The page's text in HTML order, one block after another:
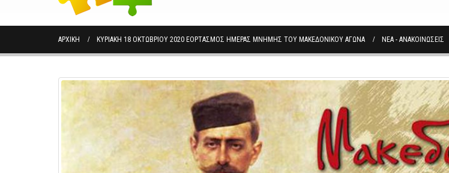
ΑΡΧΙΚΉ ΚΥΡΙΑΚΉ 18 ΟΚΤΩΒΡΊΟΥ 2020 ΕΟΡΤΑΣΜΌΣ ΗΜΈΡΑΣ ΜΝΉΜΗΣ ΤΟΥ ΜΑΚΕΔΟΝΙΚΟΎ ΑΓΏΝΑ ΝΈΑ - ΑΝΑΚΟΙΝΏΣΕΙΣ